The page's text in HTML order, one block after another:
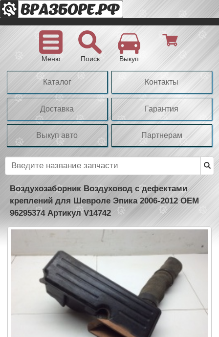
Меню Поиск Выкуп
Каталог Контакты
Доставка Гарантия
Выкуп авто Партнерам
Воздухозаборник Воздуховод с дефектами
креплений для Шевроле Эпика 2006-2012 OEM
96295374 Артикул V14742